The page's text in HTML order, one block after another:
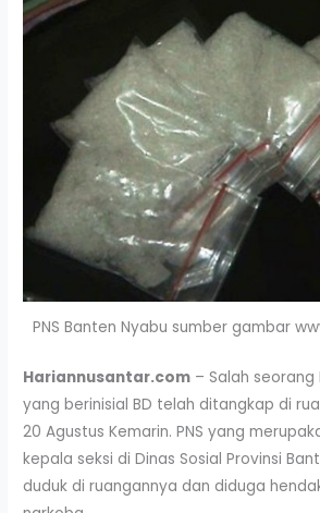
PNS Banten Nyabu sumber gambar
Hariannusantar.com – Salah seorang
yang berinisial BD telah ditangkap di
20 Agustus Kemarin. PNS yang
kepala seksi di Dinas Sosial Provinsi
duduk di ruangannya dan diduga